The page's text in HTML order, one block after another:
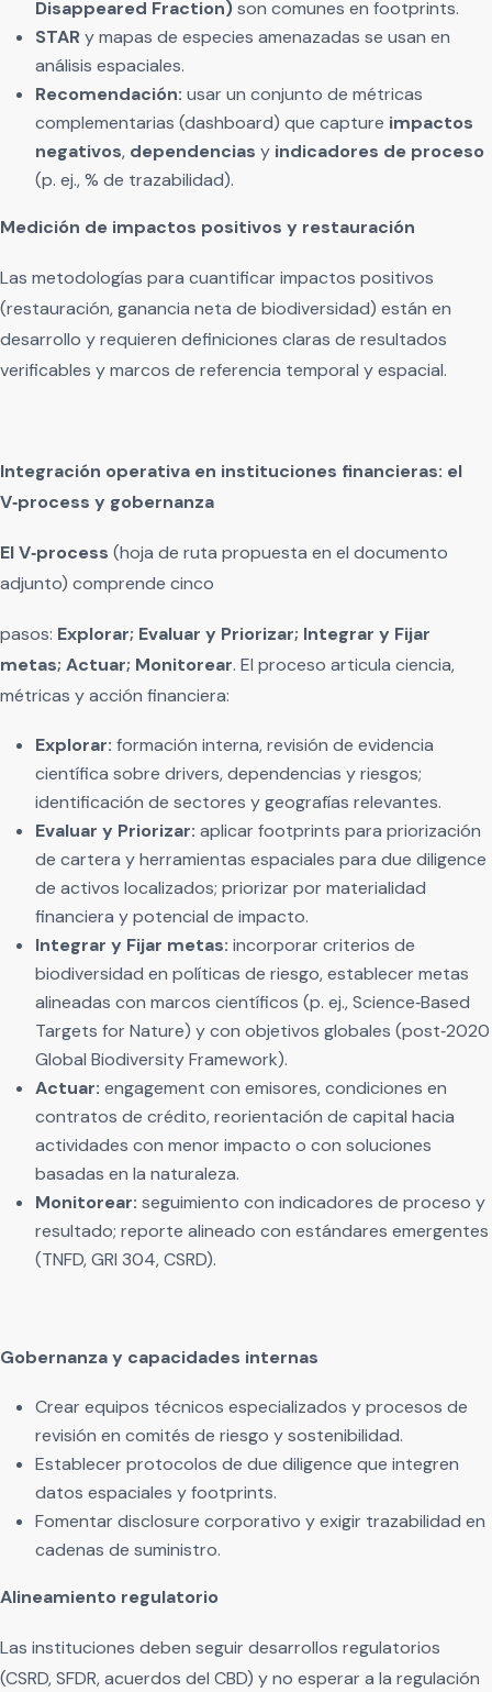
Disappeared Fraction)son comunes en footprints.
STARy mapas de especies amenazadas se usan en
análisis espaciales.
Recomendación: usar un conjunto de métricas
complementarias (dashboard) que capture impactos
negativos, dependencias y indicadores de proceso
(p. ej., % de trazabilidad).
Medición de impactos positivos y restauración
Las metodologías para cuantificar impactos positivos
(restauración, ganancia neta de biodiversidad) están en
desarrollo y requieren definiciones claras de resultados
verificables y marcos de referencia temporal y espacial.
Integración operativa en instituciones financieras: el
V‑process y gobernanza
El V‑process (hoja de ruta propuesta en el documento
adjunto) comprende cinco
pasos: Explorar; Evaluar y Priorizar; Integrar y Fijar
metas; Actuar; Monitorear. El proceso articula ciencia,
métricas y acción financiera:
Explorar: formación interna, revisión de evidencia
científica sobre drivers, dependencias y riesgos;
identificación de sectores y geografías relevantes.
Evaluar y Priorizar: aplicar footprints para priorización
de cartera y herramientas espaciales para due diligence
de activos localizados; priorizar por materialidad
financiera y potencial de impacto.
Integrar y Fijar metas: incorporar criterios de
biodiversidad en políticas de riesgo, establecer metas
alineadas con marcos científicos (p. ej., Science‑Based
Targets for Nature) y con objetivos globales (post‑2020
Global Biodiversity Framework).
Actuar: engagement con emisores, condiciones en
contratos de crédito, reorientación de capital hacia
actividades con menor impacto o con soluciones
basadas en la naturaleza.
Monitorear: seguimiento con indicadores de proceso y
resultado; reporte alineado con estándares emergentes
(TNFD, GRI 304, CSRD).
Gobernanza y capacidades internas
Crear equipos técnicos especializados y procesos de
revisión en comités de riesgo y sostenibilidad.
Establecer protocolos de due diligence que integren
datos espaciales y footprints.
Fomentar disclosure corporativo y exigir trazabilidad en
cadenas de suministro.
Alineamiento regulatorio
Las instituciones deben seguir desarrollos regulatorios
(CSRD, SFDR, acuerdos del CBD) y no esperar a la regulación